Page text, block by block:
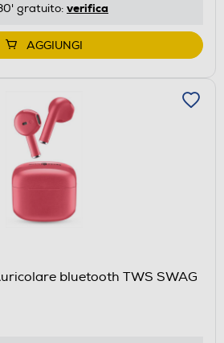
gratuito: verifica
AGGIUNGI
bluetooth TWS SWAG